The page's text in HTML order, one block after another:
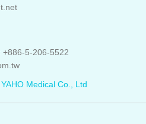
+886-5-206-5522
Medical Co., Ltd